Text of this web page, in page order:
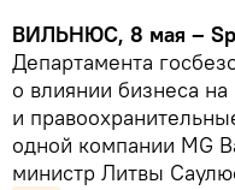
ВИЛЬНЮС, 8 мая –
Департамента
о влиянии бизнеса
и
одной компании MG
министр Литвы